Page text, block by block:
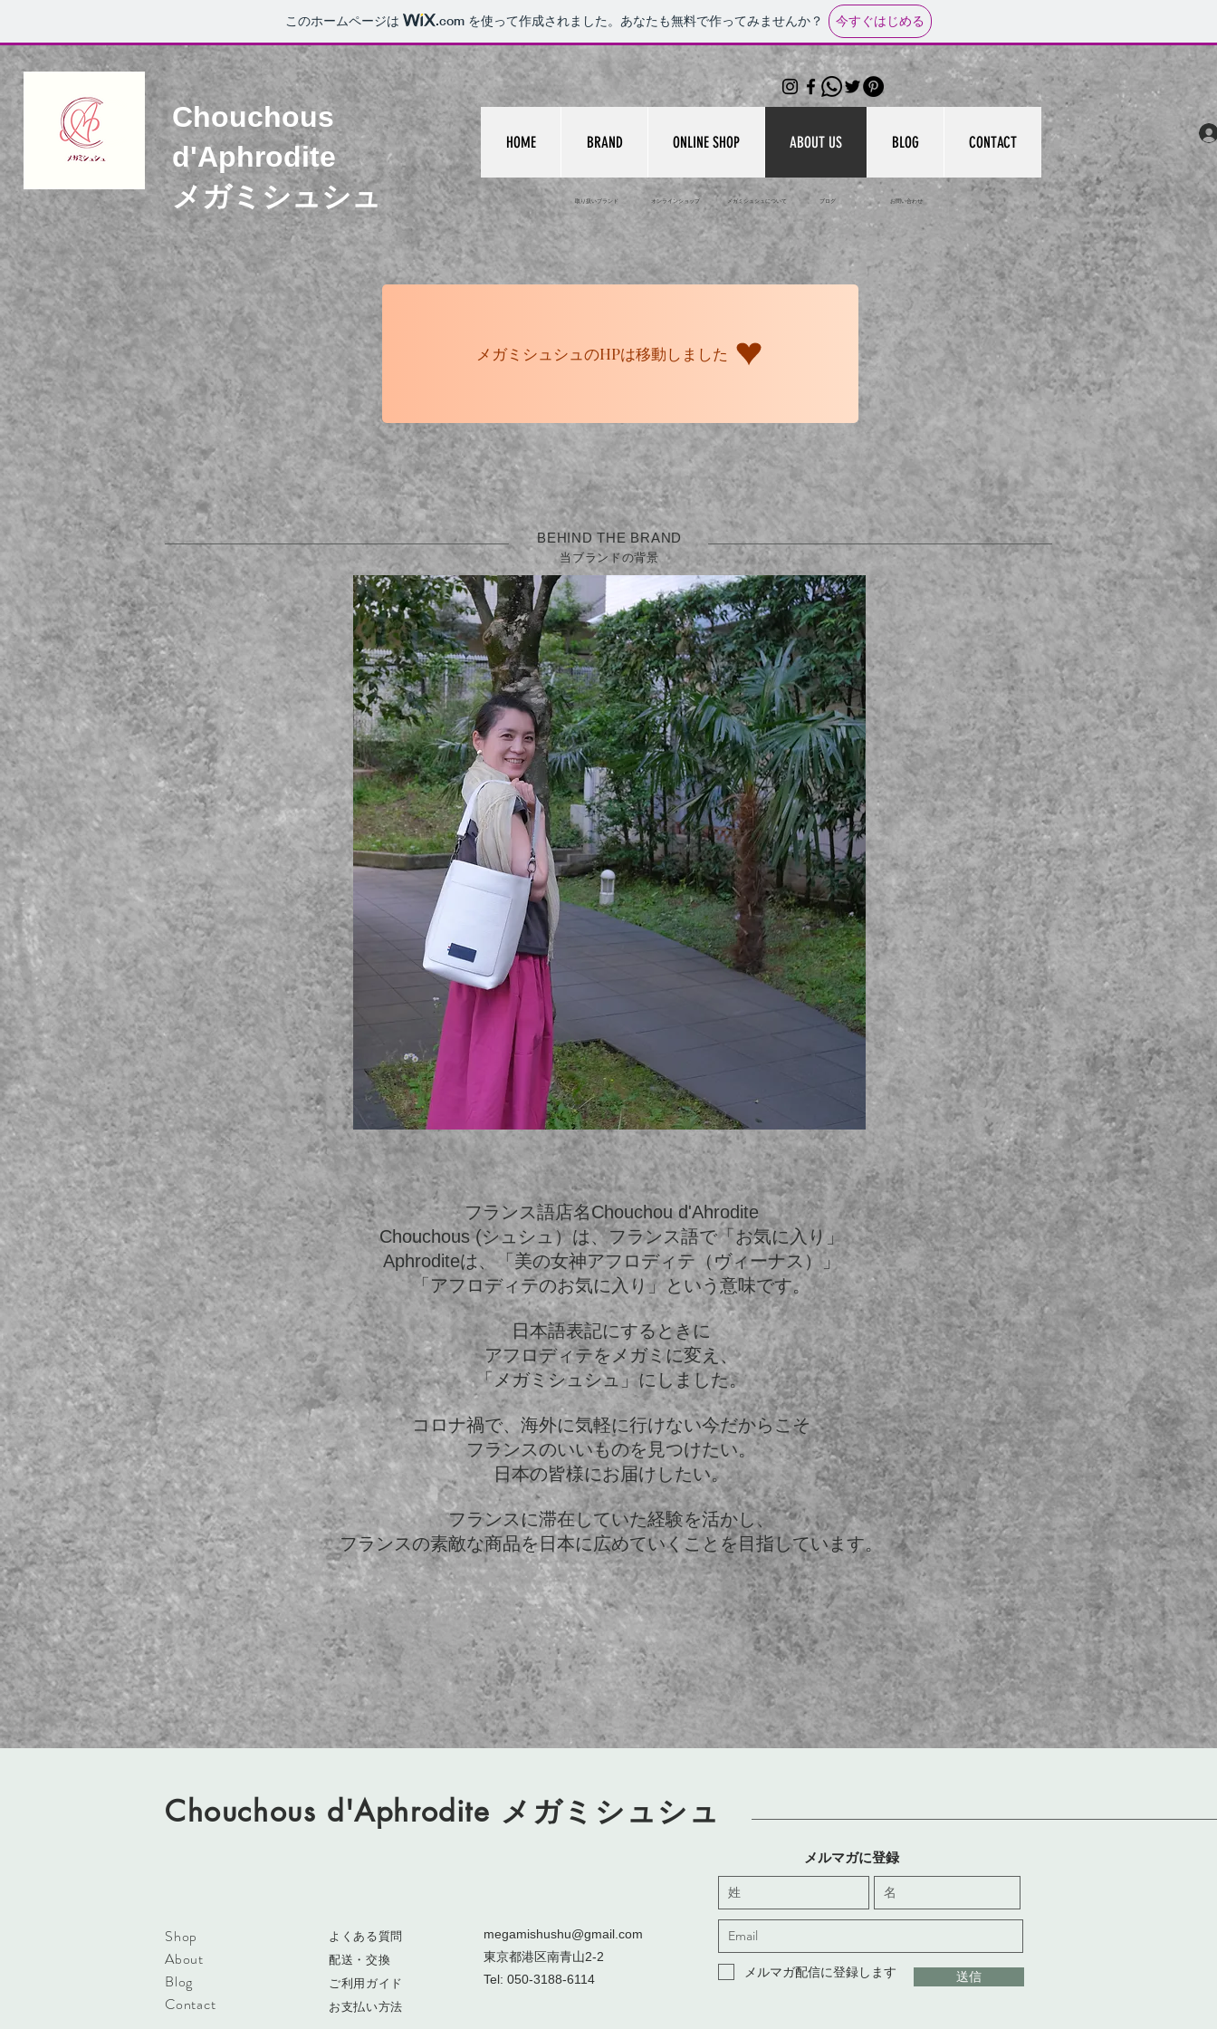
このホームページは .com を使って作成されました。あなたも無料で作ってみませんか？ 今すぐはじめる
Chouchous
d'Aphrodite
メガミシュシュ
HOME BRAND ONLINE SHOP ABOUT US BLOG CONTACT
取り扱いブランド オンラインショップ メガミシュシュについて ブログ お問い合わせ
メガミシュシュのHPは移動しました
BEHIND THE BRAND
​当ブランドの背景
フランス語店名Chouchou d'Ahrodite
Chouchous (シュシュ）は、フランス語で「お気に入り」
Aphroditeは、「美の女神アフロディテ（ヴィーナス）」
「アフロディテのお気に入り」という意味です。
日本語表記にするときに
アフロディテをメガミに変え、
「メガミシュシュ」にしました。
コロナ禍で、海外に気軽に行けない今だからこそ
フランスのいいものを見つけたい。
日本の皆様にお届けしたい。
フランスに滞在していた経験を活かし、
フランスの素敵な商品を日本に広めていくことを目指しています。
Chouchous d'Aphrodite メガミシュシュ
Shop
About
​Blog
Contact
​よくある質問
配送・交換
ご利用ガイド
​お支払い方法
megamishushu@gmail.com
東京都港区南青山2-2
Tel: 050-3188-6114
送信
メルマガ配信に登録します
メルマガに登録